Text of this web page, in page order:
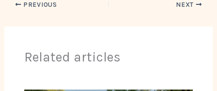
PREVIOUS NEXT
Related articles